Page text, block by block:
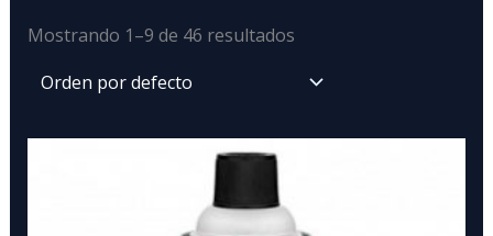
Mostrando 1–9 de 46 resultados